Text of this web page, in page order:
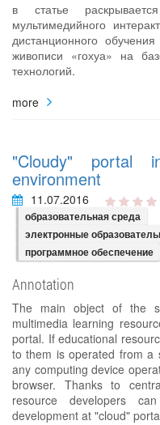
в статье
мультимедийного
дистанционного
живописи «гохуа» на
технологий.
more
"Cloudy" portal
environment
11.07.2016
образовательная среда
электронные
программное обеспечение
Annotation
The main object of the
multimedia learning
portal. If educational
to them is operated from a
any computing device
browser. Thanks to
resource developers
development at "cloud"